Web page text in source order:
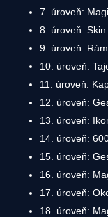
7. úroveň:
8. úroveň:
9. úroveň:
10. úroveň:
11. úroveň:
12. úroveň:
13. úroveň:
14. úroveň:
15. úroveň:
16. úroveň:
17. úroveň:
18. úroveň: